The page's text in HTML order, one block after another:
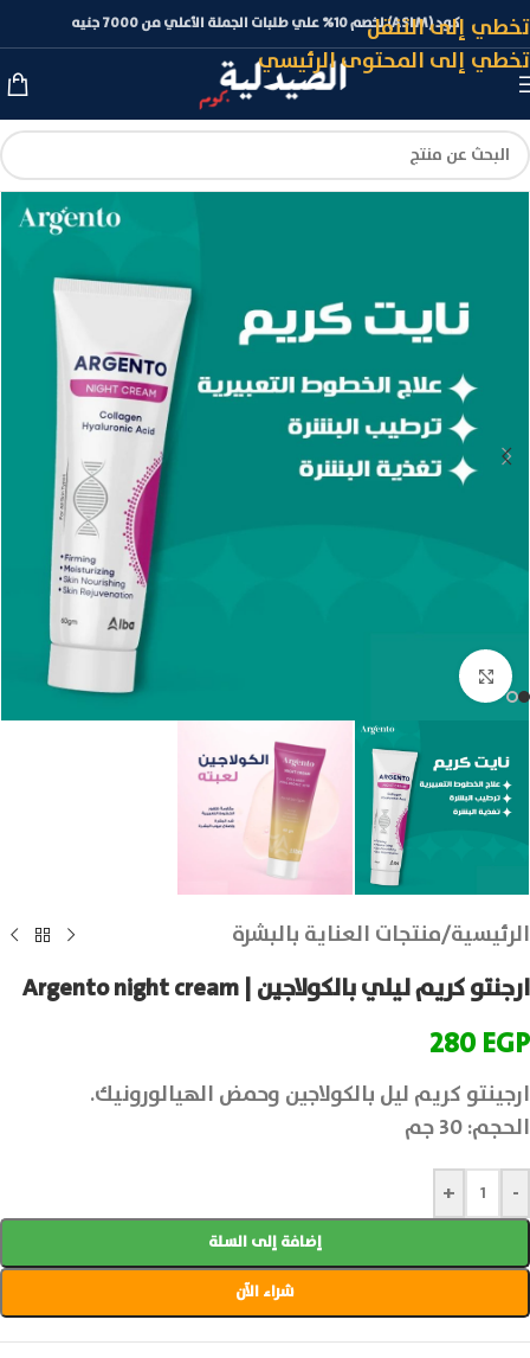
تخطي إلى التنقل
تخطي إلى المحتوى الرئيسي
كود (ASLM) لخصم 10% علي طلبات الجملة الأعلي من 7000 جنيه
انقر للتكبير
الرئيسية/منتجات العناية بالبشرة
ارجنتو كريم ليلي بالكولاجين | Argento night cream
280EGP
ارجينتو كريم ليل بالكولاجين وحمض الهيالورونيك.
الحجم: 30 جم
-
+
إضافة إلى السلة
شراء الآن